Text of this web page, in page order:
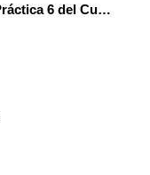
(Versión OLD) Tarea Práctica 6 del Curso CDD Nivel A2 Sara Gaspar